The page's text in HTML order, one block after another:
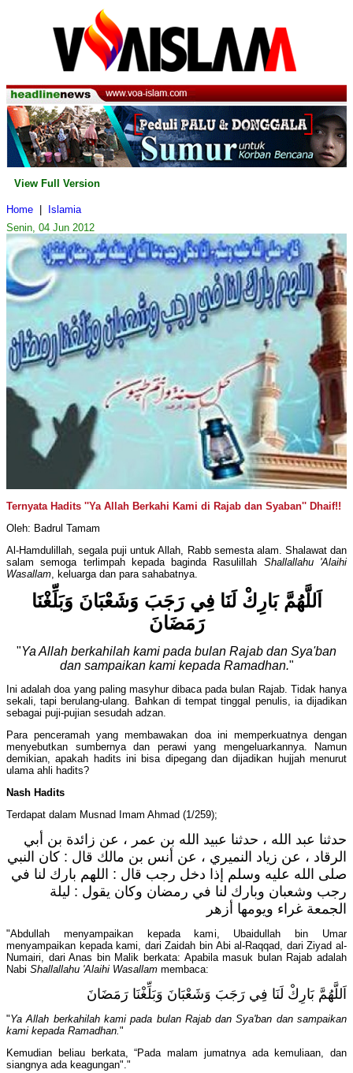
View Full Version
Home
Islamia
Senin, 04 Jun 2012
Ternyata Hadits ''Ya Allah Berkahi Kami di Rajab dan Syaban'' Dhaif!!
Oleh: Badrul Tamam
Al-Hamdulillah, segala puji untuk Allah, Rabb semesta alam. Shalawat dan
salam semoga terlimpah kepada baginda Rasulillah Shallallahu 'Alaihi
Wasallam, keluarga dan para sahabatnya.
اَللَّهُمَّ بَارِكْ لَنَا فِي رَجَبَ وَشَعْبَانَ وَبَلِّغْنَا
رَمَضَانَ
"Ya Allah berkahilah kami pada bulan Rajab dan Sya'ban
dan sampaikan kami kepada Ramadhan."
Ini adalah doa yang paling masyhur dibaca pada bulan Rajab. Tidak hanya
sekali, tapi berulang-ulang. Bahkan di tempat tinggal penulis, ia dijadikan
sebagai puji-pujian sesudah adzan.
Para penceramah yang membawakan doa ini memperkuatnya dengan
menyebutkan sumbernya dan perawi yang mengeluarkannya. Namun
demikian, apakah hadits ini bisa dipegang dan dijadikan hujjah menurut
ulama ahli hadits?
Nash Hadits
Terdapat dalam Musnad Imam Ahmad (1/259);
حدثنا عبد الله ، حدثنا عبيد الله بن عمر ، عن زائدة بن أبي
الرقاد ، عن زياد النميري ، عن أنس بن مالك قال : كان النبي
صلى الله عليه وسلم إذا دخل رجب قال : اللهم بارك لنا في
رجب وشعبان وبارك لنا في رمضان وكان يقول : ليلة
الجمعة غراء ويومها أزهر
"Abdullah menyampaikan kepada kami, Ubaidullah bin Umar
menyampaikan kepada kami, dari Zaidah bin Abi al-Raqqad, dari Ziyad al-
Numairi, dari Anas bin Malik berkata: Apabila masuk bulan Rajab adalah
Nabi Shallallahu 'Alaihi Wasallam membaca:
اَللَّهُمَّ بَارِكْ لَنَا فِي رَجَبَ وَشَعْبَانَ وَبَلِّغْنَا رَمَضَانَ
"Ya Allah berkahilah kami pada bulan Rajab dan Sya'ban dan sampaikan
kami kepada Ramadhan."
Kemudian beliau berkata, “Pada malam jumatnya ada kemuliaan, dan
siangnya ada keagungan"."